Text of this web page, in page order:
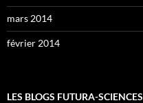
mars 2014
février 2014
LES BLOGS FUTURA-SCIENCES